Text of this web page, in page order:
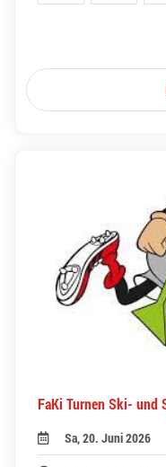
FaKi Turnen Ski- und
Sa, 20. Juni 2026